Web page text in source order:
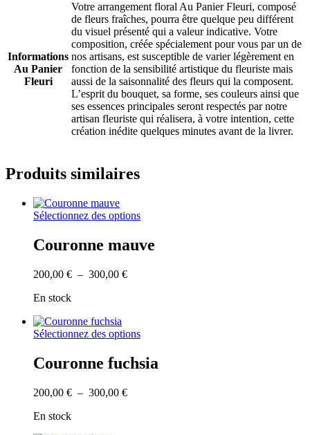
Informations
Au Panier
Fleuri
Votre arrangement floral Au Panier Fleuri, composé
de fleurs fraîches, pourra être quelque peu différent
du visuel présenté qui a valeur indicative. Votre
composition, créée spécialement pour vous par un de
nos artisans, est susceptible de varier légèrement en
fonction de la sensibilité artistique du fleuriste mais
aussi de la saisonnalité des fleurs qui la composent.
L’esprit du bouquet, sa forme, ses couleurs ainsi que
ses essences principales seront respectés par notre
artisan fleuriste qui réalisera, à votre intention, cette
création inédite quelques minutes avant de la livrer.
Produits similaires
Sélectionnez des optionsCe
plusieurs
sur
page
Couronne mauve
200,00 € – 300,00 €Plage
300,00 €
En stock
Sélectionnez des optionsCe
plusieurs
Couronne fuchsia
200,00 € – 300,00 €Plage
En stock